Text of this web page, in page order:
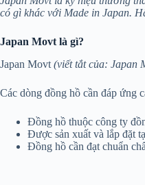
có gì khác với Made in Japan.
Japan Movt là gì?
Japan Movt (viết tắt của: Japan
Các dòng đồng hồ cần đáp ứng
Đồng hồ thuộc công ty
Được sản xuất và lắp đặt
Đồng hồ cần đạt chuẩn